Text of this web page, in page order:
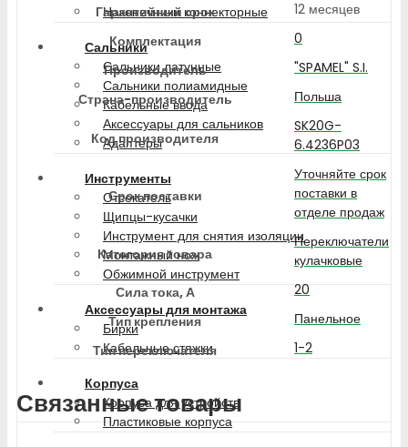
Наконечники коннекторные
Сальники
Сальники латунные
Сальники полиамидные
Кабельные ввода
Аксессуары для сальников
Адаптеры
Инструменты
Отсекатель
Щипцы-кусачки
Инструмент для снятия изоляции
Монтажный нож
Обжимной инструмент
Аксессуары для монтажа
Бирки
Кабельные стяжки
Корпуса
Корпуса для устройств
Пластиковые корпуса
Гарантийный срок
12 месяцев
Комплектация
0
Производитель
"SPAMEL" S.I.
Страна-производитель
Польша
Код производителя
SK20G-
6.4236P03
Срок поставки
Уточняйте срок
поставки в
отделе продаж
Категория товара
Переключатели
кулачковые
Сила тока, А
20
Тип крепления
Панельное
Тип переключателя
1-2
Связанные товары